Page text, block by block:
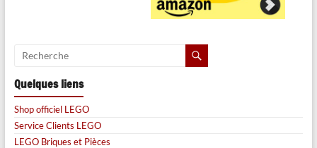
Quelques liens
Shop officiel LEGO
Service Clients LEGO
LEGO Briques et Pièces